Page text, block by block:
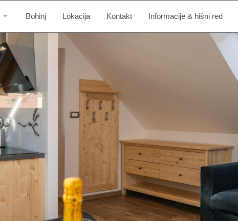
Bohinj Lokacija Kontakt Informacije & hišni red